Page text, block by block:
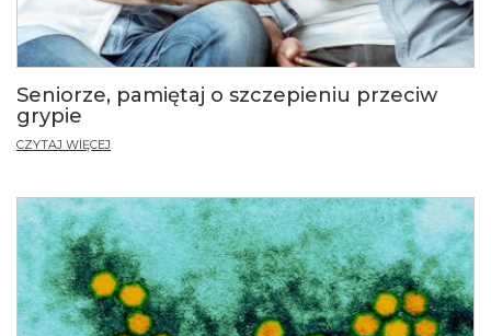
Seniorze, pamiętaj o szczepieniu przeciw
grypie
CZYTAJ WIĘCEJ